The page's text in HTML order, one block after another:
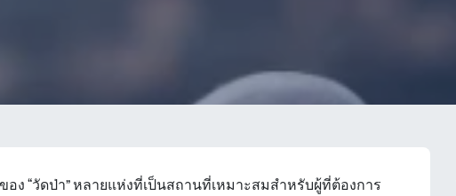
ง “วัดป่า” หลายแห่งที่เป็นสถานที่เหมาะสมสำหรับผู้ที่ต้องการ